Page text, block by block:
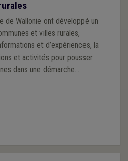
de Wallonie ont développé un
et villes rurales,
et d’expériences, la
et activités pour pousser
dans une démarche